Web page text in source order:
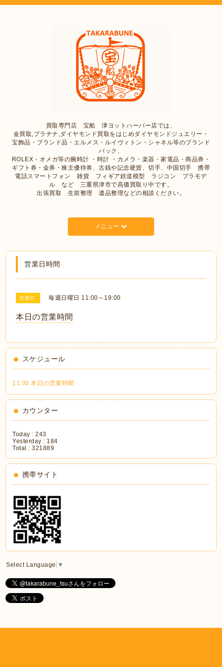
買取専門店 宝船 津ヨットハーバー店では、
金買取,プラチナ,ダイヤモンド買取をはじめダイヤモンドジュエリー・
宝飾品・ブランド品・エルメス・ルイヴィトン・シャネル等のブランド
バック、
ROLEX・オメガ等の腕時計 ・時計 ・カメラ・楽器・家電品・商品券・
ギフト券・金券・株主優待券、古銭や記念硬貨、切手、中国切手 携帯
電話スマートフォン 雑貨 フィギア鉄道模型 ラジコン プラモデ
ル など 三重県津市で高価買取り中です。
出張買取 生前整理 遺品整理などの相談ください。
メニュー
営業日時間
営業日 毎週日曜日 11:00～19:00
本日の営業時間
スケジュール
11:30 本日の営業時間
カウンター
Today :243
Yesterday : 184
Total :321889
携帯サイト
Select Language ▼